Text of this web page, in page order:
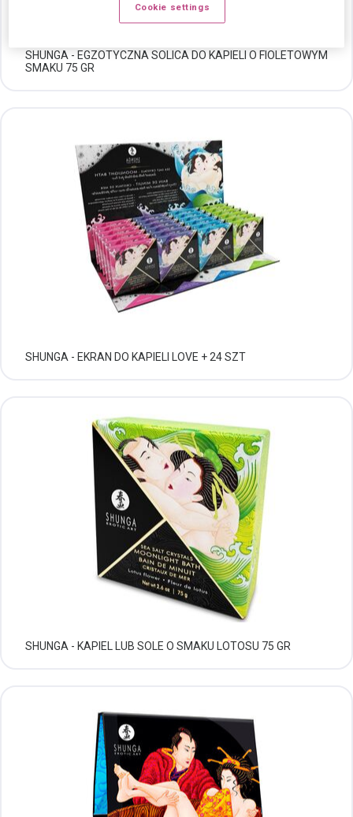
SHUNGA - EGZOTYCZNA SOLICA DO KAPIELI O FIOLETOWYM
SMAKU 75 GR
SHUNGA - EKRAN DO KAPIELI LOVE + 24 SZT
SHUNGA - KAPIEL LUB SOLE O SMAKU LOTOSU 75 GR
Cookie settings